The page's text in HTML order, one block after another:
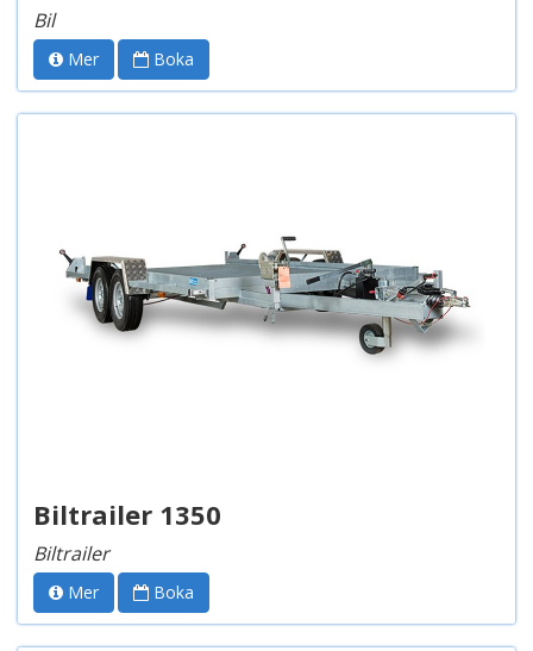
Bil
Mer Boka
Biltrailer 1350
Biltrailer
Mer Boka